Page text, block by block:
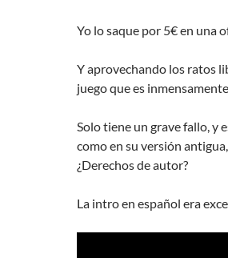
Yo lo saque por 5€ en una
Y aprovechando los ratos
juego que es
Solo tiene un grave fallo, y
como en su versión
¿Derechos de autor?
La intro en español era